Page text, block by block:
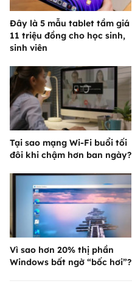
Đây là 5 mẫu tablet tầm giá
11 triệu đồng cho học sinh,
sinh viên
Tại sao mạng Wi-Fi buổi tối
đôi khi chậm hơn ban ngày?
Vì sao hơn 20% thị phần
Windows bất ngờ “bốc hơi”?